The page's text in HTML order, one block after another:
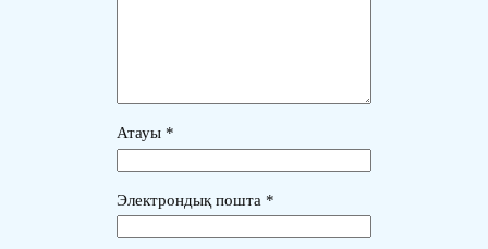
Атауы *
Электрондық пошта *